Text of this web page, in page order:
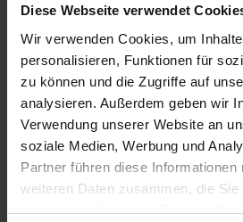
Diese Webseite verwendet
Wir verwenden Cookies, um
personalisieren, Funktionen für
zu können und die Zugriffe auf
analysieren. Außerdem geben wir
Verwendung unserer Website an
soziale Medien, Werbung und
Partner führen diese
weiteren Daten zusammen, die Sie
haben oder die sie im Rahmen
Biotrinsic N-Collect
zzgl. MwSt.
34,42 € / l
zzgl.